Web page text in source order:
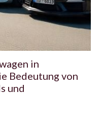
in
Bedeutung von
und